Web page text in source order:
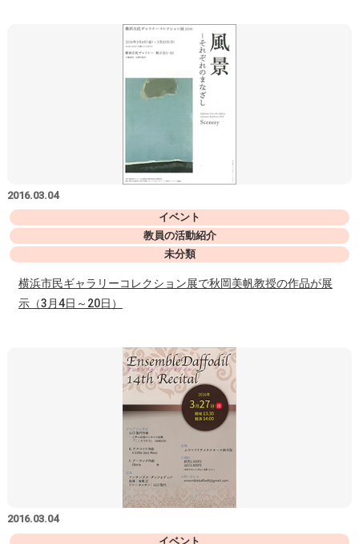
2016.03.04
イベント
教員の活動紹介
未分類
横浜市民ギャラリーコレクション展で秋岡美帆教授の作品が展
示（3月4日～20日）
2016.03.04
イベント